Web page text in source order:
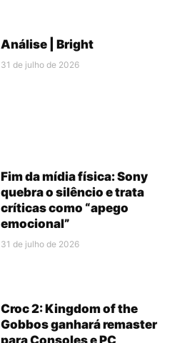
Análise | Bright
31 de julho de 2026
Fim da mídia física: Sony
quebra o silêncio e trata
críticas como “apego
emocional”
31 de julho de 2026
Croc 2: Kingdom of the
Gobbos ganhará remaster
para Consoles e PC